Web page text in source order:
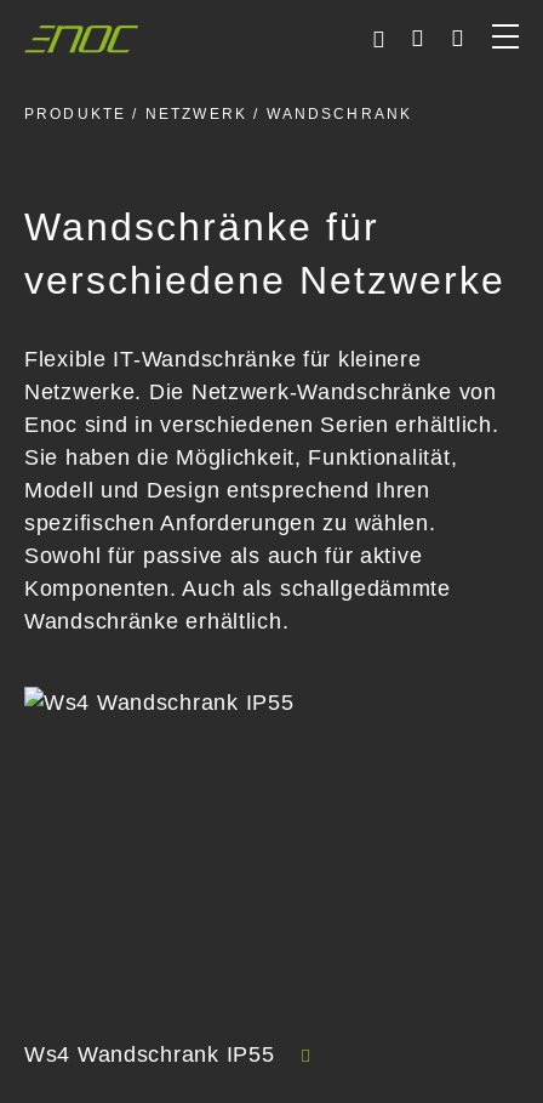
PRODUKTE / NETZWERK / WANDSCHRANK
Wandschränke für
verschiedene Netzwerke
Flexible IT-Wandschränke für kleinere
Netzwerke. Die Netzwerk-Wandschränke von
Enoc sind in verschiedenen Serien erhältlich.
Sie haben die Möglichkeit, Funktionalität,
Modell und Design entsprechend Ihren
spezifischen Anforderungen zu wählen.
Sowohl für passive als auch für aktive
Komponenten. Auch als schallgedämmte
Wandschränke erhältlich.
Ws4 Wandschrank IP55